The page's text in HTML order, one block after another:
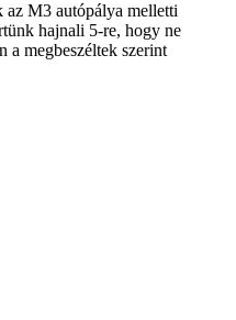
az M3 autópálya melletti
hajnali 5-re, hogy ne
a megbeszéltek szerint